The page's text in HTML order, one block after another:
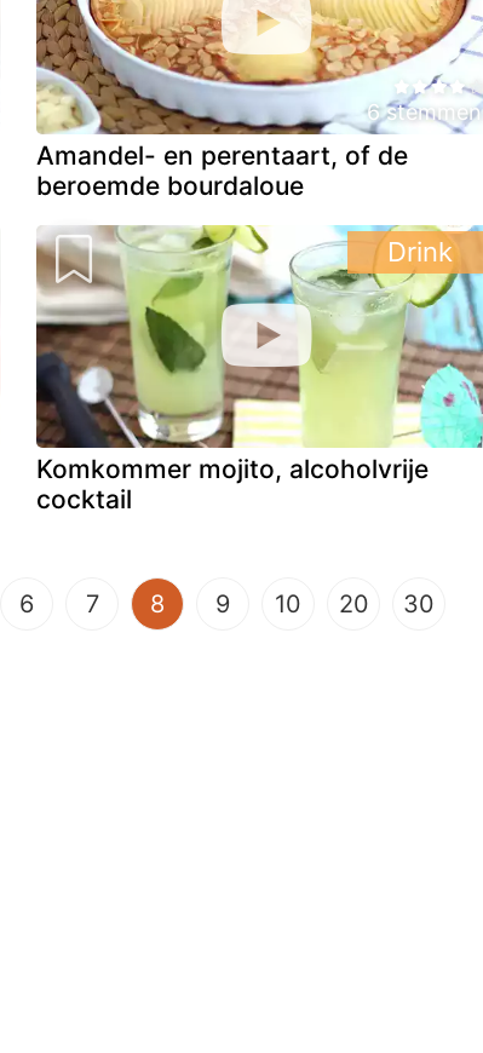
6 stemmen
Amandel- en perentaart, of de
beroemde bourdaloue
Komkommer mojito, alcoholvrije
cocktail
Drink
6 7 8 (current)
9 10 20
30